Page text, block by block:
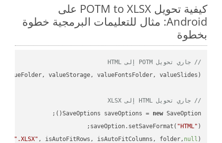
كيفية تحويل POTM to XLSX على
Android: مثال للتعليمات البرمجية خطوة
بخطوة
// جاري تحويل POTM إلى HTML
// جاري تحويل HTML إلى XLSX
SaveOptions saveOptions = new
saveOption.setSaveFormat( "HTML"
".XLSX" , isAutoFitRows, isAutoFitColumns, folder, null );